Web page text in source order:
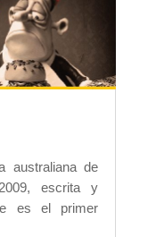
australiana de
escrita y
es el primer